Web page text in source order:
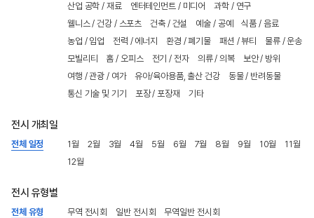
산업 공학 / 재료
엔터테인먼트 / 미디어
과학 / 연구
웰니스 / 건강 / 스포츠
건축 / 건설 예술 / 공예
식품 / 음료
농업 / 임업
전력 / 에너지 환경 / 폐기물 패션 / 뷰티
물류 / 운송
모빌리티
홈 / 오피스 전기 / 전자 의류 / 의복
보안 / 방위
여행 / 관광 / 여가
유아/육아용품, 출산 건강
동물 / 반려동물
통신 기술 및 기기
포장 / 포장재 기타
전시 개최일
전체 일정 1월 2월 3월 4월 5월 6월 7월 8월 9월 10월
11월
12월
전시 유형별
전체 유형 무역 전시회 일반 전시회 무역일반 전시회